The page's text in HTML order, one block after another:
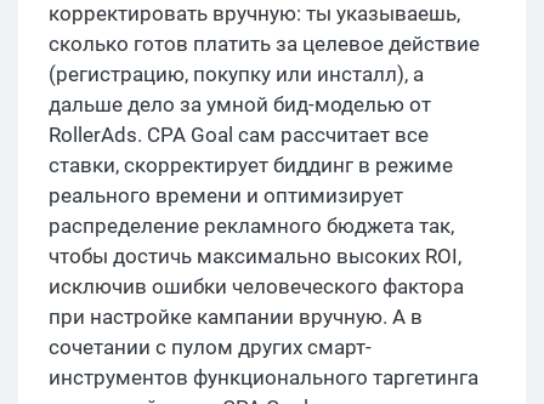
корректировать вручную: ты указываешь,
сколько готов платить за целевое действие
(регистрацию, покупку или инсталл), а
дальше дело за умной бид-моделью от
RollerAds. CPA Goal сам рассчитает все
ставки, скорректирует биддинг в режиме
реального времени и оптимизирует
распределение рекламного бюджета так,
чтобы достичь максимально высоких ROI,
исключив ошибки человеческого фактора
при настройке кампании вручную. А в
сочетании с пулом других смарт-
инструментов функционального таргетинга